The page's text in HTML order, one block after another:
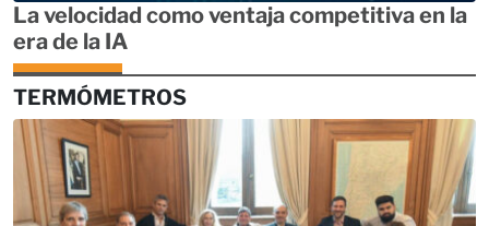
La velocidad como ventaja competitiva en la
era de la IA
TERMÓMETROS